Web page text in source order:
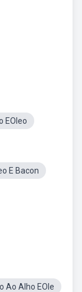
EOleo
E Bacon
Ao Alho EOle